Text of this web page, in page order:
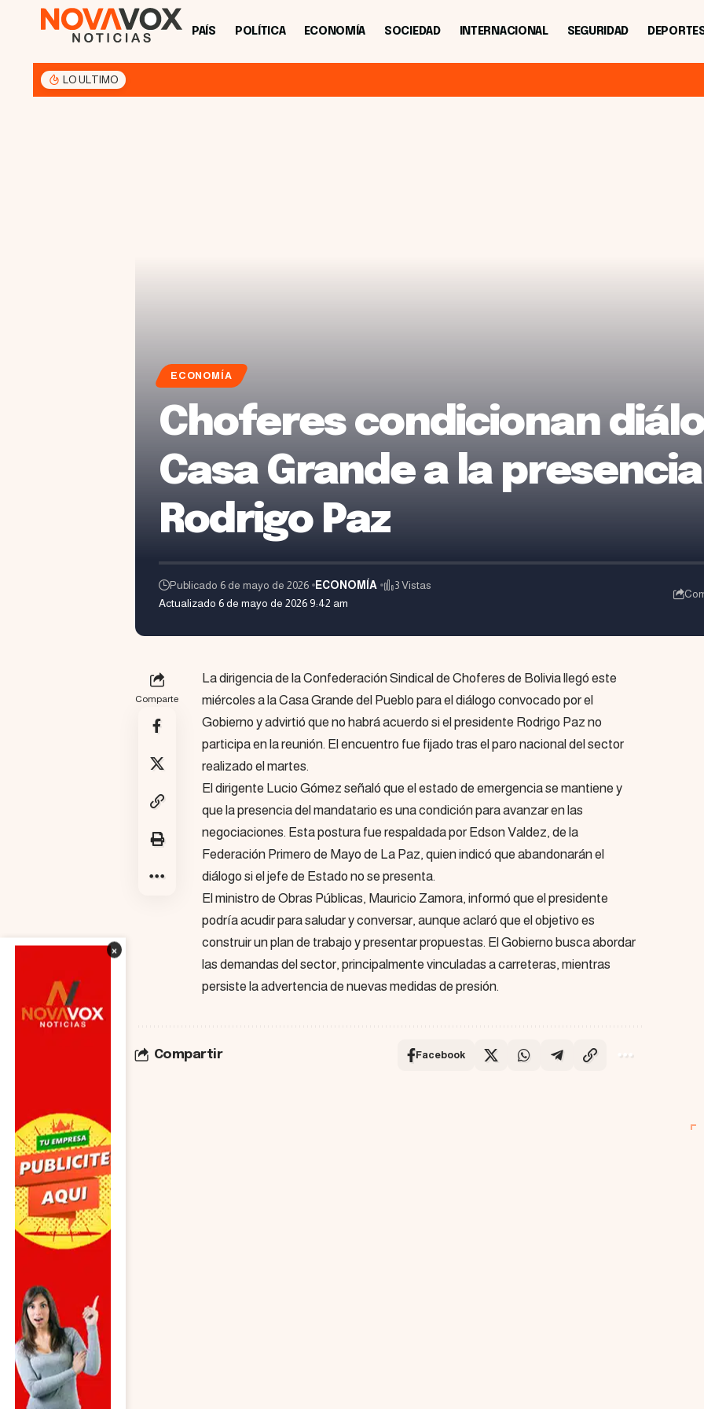
×
PAÍS POLÍTICA ECONOMÍA SOCIEDAD INTERNACIONAL SEGURIDAD
LO ULTIMO
ECONOMÍA
Choferes condicionan
Casa Grande a la
Rodrigo Paz
Actualizado 6 de mayo de 2026 9:42 am
Publicado 6 de mayo de 2026 ECONOMÍA 3 Vistas
Comparte
La dirigencia de la Confederación Sindical de Choferes de Bolivia llegó este
miércoles a la Casa Grande del Pueblo para el diálogo convocado por el
Gobierno y advirtió que no habrá acuerdo si el presidente Rodrigo Paz no
participa en la reunión. El encuentro fue fijado tras el paro nacional del sector
realizado el martes.
El dirigente Lucio Gómez señaló que el estado de emergencia se mantiene y
que la presencia del mandatario es una condición para avanzar en las
negociaciones. Esta postura fue respaldada por Edson Valdez, de la
Federación Primero de Mayo de La Paz, quien indicó que abandonarán el
diálogo si el jefe de Estado no se presenta.
El ministro de Obras Públicas, Mauricio Zamora, informó que el presidente
podría acudir para saludar y conversar, aunque aclaró que el objetivo es
construir un plan de trabajo y presentar propuestas. El Gobierno busca abordar
las demandas del sector, principalmente vinculadas a carreteras, mientras
persiste la advertencia de nuevas medidas de presión.
Compartir Facebook